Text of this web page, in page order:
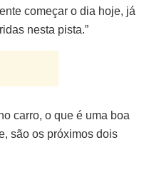
começar o dia hoje, já
nesta pista.”
carro, o que é uma boa
são os próximos dois